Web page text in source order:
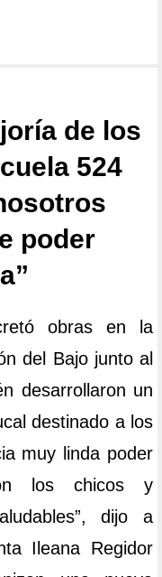
de los
524
poder
obras en la
del Bajo junto al
desarrollaron un
destinado a los
muy linda poder
los chicos y
dijo a
Ileana Regidor